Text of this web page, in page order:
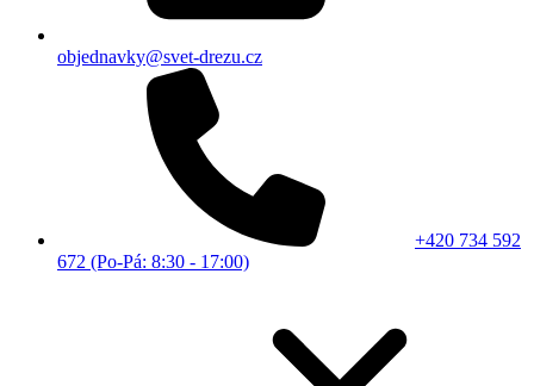
objednavky@svet-drezu.cz
+420 734 592
672 (Po-Pá: 8:30 - 17:00)